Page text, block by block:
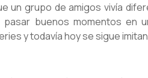
un grupo de amigos vivía
buenos momentos en
y todavía hoy se sigue